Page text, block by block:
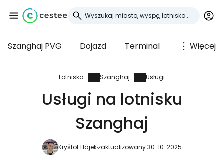
Szanghaj PVG Dojazd Terminal Więcej
Lotniska Szanghaj Usługi
Usługi na lotnisku
Szanghaj
Kryštof Hájekzaktualizowany 30. 10. 2025
Zaloguj się do
Cestee
... światowej społeczności podróżniczej
Kontynuuj z Google